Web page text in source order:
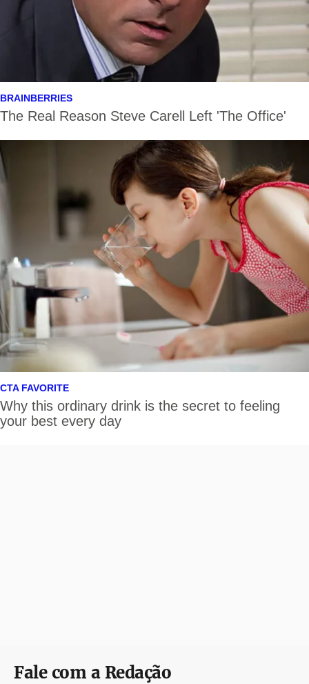
Fale com a Redação